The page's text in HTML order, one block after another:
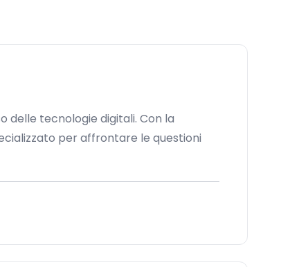
delle tecnologie digitali. Con la
per affrontare le questioni